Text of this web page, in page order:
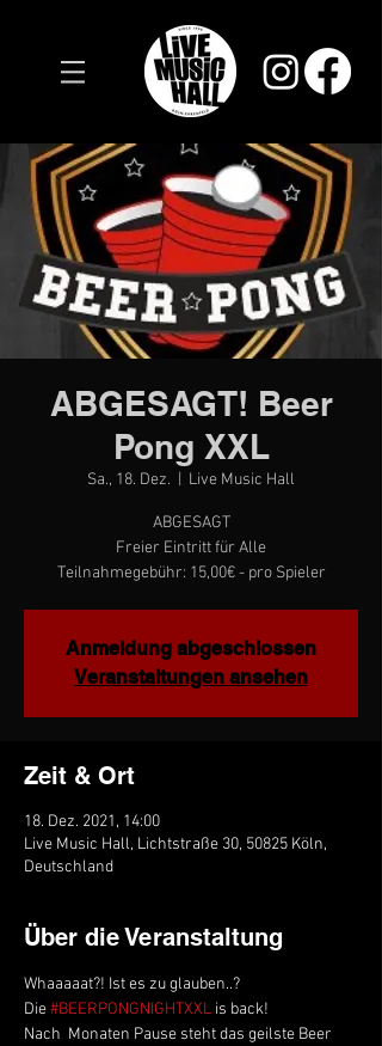
ABGESAGT! Beer
Pong XXL
Sa., 18. Dez. Live Music Hall
ABGESAGT
Freier Eintritt für Alle
Teilnahmegebühr: 15,00€ - pro Spieler
Anmeldung abgeschlossen
Veranstaltungen ansehen
Zeit & Ort
18. Dez. 2021, 14:00
Live Music Hall, Lichtstraße 30, 50825 Köln,
Deutschland
Über die Veranstaltung
Whaaaaat?! Ist es zu glauben..?
Die #BEERPONGNIGHTXXL is back!
Nach  Monaten Pause steht das geilste Beer